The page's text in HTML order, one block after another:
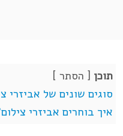
תוכן [ הסתר ]
סוגים שונים של אביזרי
איך בוחרים אביזרי